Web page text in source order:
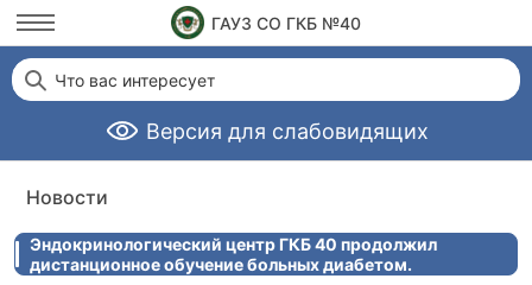
ГАУЗ СО ГКБ №40
Версия для слабовидящих
Что вас интересует
Новости
Эндокринологический центр ГКБ 40 продолжил
дистанционное обучение больных диабетом.